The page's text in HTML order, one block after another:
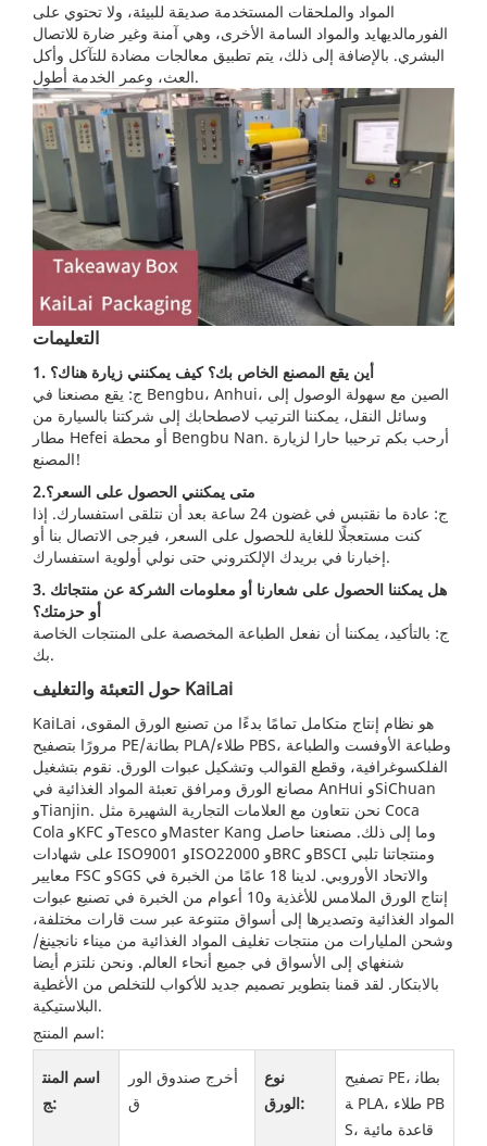
المواد والملحقات المستخدمة صديقة للبيئة، ولا تحتوي على
الفورمالديهايد والمواد السامة الأخرى، وهي آمنة وغير ضارة للاتصال
البشري. بالإضافة إلى ذلك، يتم تطبيق معالجات مضادة للتآكل وأكل
العث، وعمر الخدمة أطول.
التعليمات
1. أين يقع المصنع الخاص بك؟ كيف يمكنني زيارة هناك؟
ج: يقع مصنعنا في Bengbu، Anhui، الصين مع سهولة الوصول إلى
وسائل النقل، يمكننا الترتيب لاصطحابك إلى شركتنا بالسيارة من
مطار Hefei أو محطة Bengbu Nan. أرحب بكم ترحيبا حارا لزيارة
المصنع!
2.متى يمكنني الحصول على السعر؟
ج: عادة ما نقتبس في غضون 24 ساعة بعد أن نتلقى استفسارك. إذا
كنت مستعجلًا للغاية للحصول على السعر، فيرجى الاتصال بنا أو
إخبارنا في بريدك الإلكتروني حتى نولي أولوية استفسارك.
3. هل يمكننا الحصول على شعارنا أو معلومات الشركة عن منتجاتك
أو حزمتك؟
ج: بالتأكيد، يمكننا أن نفعل الطباعة المخصصة على المنتجات الخاصة
بك.
حول التعبئة والتغليف KaiLai
KaiLai هو نظام إنتاج متكامل تمامًا بدءًا من تصنيع الورق المقوى،
مرورًا بتصفيح PE/بطانة PLA/طلاء PBS، وطباعة الأوفست والطباعة
الفلكسوغرافية، وقطع القوالب وتشكيل عبوات الورق. نقوم بتشغيل
مصانع الورق ومرافق تعبئة المواد الغذائية في AnHui وSiChuan
وTianjin. نحن نتعاون مع العلامات التجارية الشهيرة مثل Coca
Cola وKFC وTesco وMaster Kang وما إلى ذلك. مصنعنا حاصل
على شهادات ISO9001 وISO22000 وBRC وBSCI ومنتجاتنا تلبي
معايير FSC وSGS والاتحاد الأوروبي. لدينا 18 عامًا من الخبرة في
إنتاج الورق الملامس للأغذية و10 أعوام من الخبرة في تصنيع عبوات
المواد الغذائية وتصديرها إلى أسواق متنوعة عبر ست قارات مختلفة،
وشحن المليارات من منتجات تغليف المواد الغذائية من ميناء نانجينغ/
شنغهاي إلى الأسواق في جميع أنحاء العالم. ونحن نلتزم أيضا
بالابتكار. لقد قمنا بتطوير تصميم جديد للأكواب للتخلص من الأغطية
البلاستيكية.
اسم المنتج:
اسم المنت
ج:
أخرج صندوق الور
ق
نوع
الورق:
تصفيح PE، بطان
ة PLA، طلاء PB
S، قاعدة مائية